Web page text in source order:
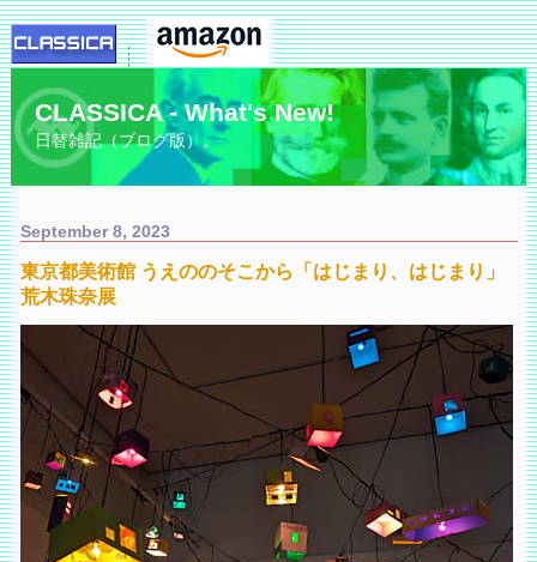
CLASSICA - What's New!
日替雑記（ブログ版）。
September 8, 2023
東京都美術館 うえののそこから「はじまり、はじまり」
荒木珠奈展